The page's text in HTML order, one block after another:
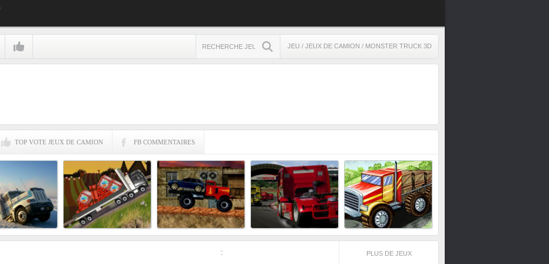
JEU / JEUX DE CAMION / MONSTER TRUCK 3D
TOP VOTE JEUX DE CAMION FB COMMENTAIRES
PLUS DE JEUX